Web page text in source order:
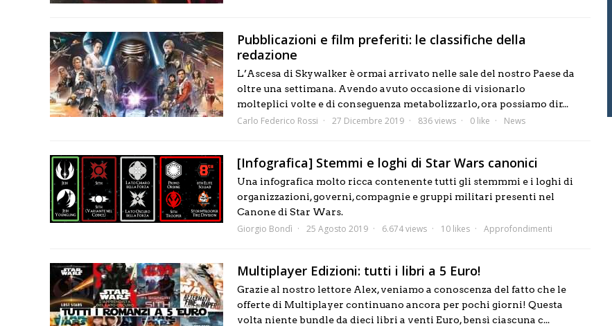
Pubblicazioni e film preferiti: le classifiche della
redazione
L’Ascesa di Skywalker è ormai arrivato nelle sale del nostro Paese da
oltre una settimana. Avendo avuto occasione di visionarlo
molteplici volte e di conseguenza metabolizzarlo, ora possiamo dir...
Carlo Federico Rossi 27 Dicembre 2019 836 views 0 like News
[Infografica] Stemmi e loghi di Star Wars canonici
Una infografica molto ricca contenente tutti gli stemmmi e i loghi di
organizzazioni, governi, compagnie e gruppi militari presenti nel
Canone di Star Wars.
Giorgio Bondì 25 Agosto 2019 6.674 views 10 likes Approfondimenti
Multiplayer Edizioni: tutti i libri a 5 Euro!
Grazie al nostro lettore Alex, veniamo a conoscenza del fatto che le
offerte di Multiplayer continuano ancora per pochi giorni! Questa
volta niente bundle da dieci libri a venti Euro, bensì ciascuna c...